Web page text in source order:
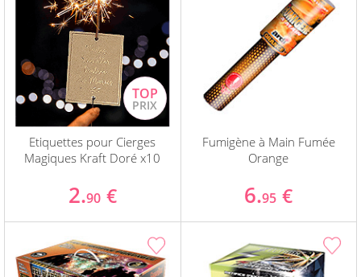
Etiquettes pour Cierges
Magiques Kraft Doré x10
2.90 €
Fumigène à Main Fumée
Orange
6.95 €